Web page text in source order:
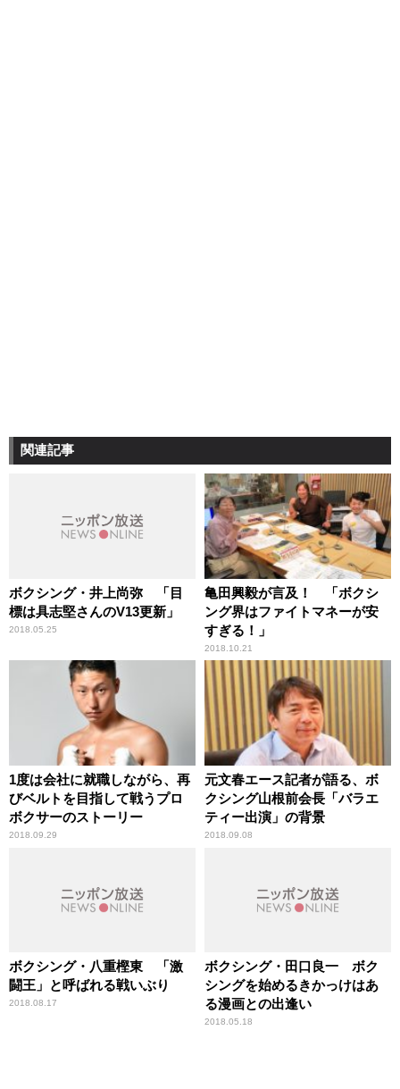
関連記事
ボクシング・井上尚弥 「目
標は具志堅さんのV13更新」
2018.05.25
亀田興毅が言及！ 「ボクシ
ング界はファイトマネーが安
すぎる！」
2018.10.21
1度は会社に就職しながら、再
びベルトを目指して戦うプロ
ボクサーのストーリー
2018.09.29
元文春エース記者が語る、ボ
クシング山根前会長「バラエ
ティー出演」の背景
2018.09.08
ボクシング・八重樫東 「激
闘王」と呼ばれる戦いぶり
2018.08.17
ボクシング・田口良一 ボク
シングを始めるきかっけはあ
る漫画との出逢い
2018.05.18